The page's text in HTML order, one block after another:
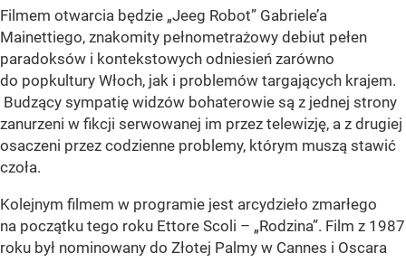
Filmem otwarcia będzie „Jeeg Robot” Gabriele’a
Mainettiego, znakomity pełnometrażowy debiut pełen
paradoksów i kontekstowych odniesień zarówno
do popkultury Włoch, jak i problemów targających krajem.
Budzący sympatię widzów bohaterowie są z jednej strony
zanurzeni w fikcji serwowanej im przez telewizję, a z drugiej
osaczeni przez codzienne problemy, którym muszą stawić
czoła.
Kolejnym filmem w programie jest arcydzieło zmarłego
na początku tego roku Ettore Scoli – „Rodzina”. Film z 1987
roku był nominowany do Złotej Palmy w Cannes i Oscara